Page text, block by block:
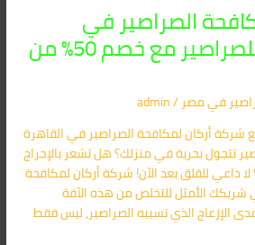
الصراصير في
القاهرة: وداعًا للصراصير مع خصم 50% من
في مصر/
admin
شركة أركان لمكافحة الصراصير في القاهرة
تتجول بحرية في منزلك؟ هل تشعر بالإحراج
داعي للقلق بعد الآن! شركة أركان لمكافحة
الأمثل للتخلص من هذه الآفة
الإزعاج الذي تسببه الصراصير، ليس فقط